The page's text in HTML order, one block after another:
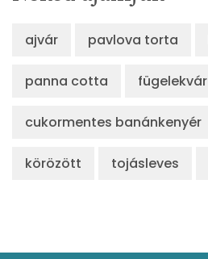
ajvár pavlova torta
panna cotta fügelekvár
cukormentes banánkenyér
körözött tojásleves